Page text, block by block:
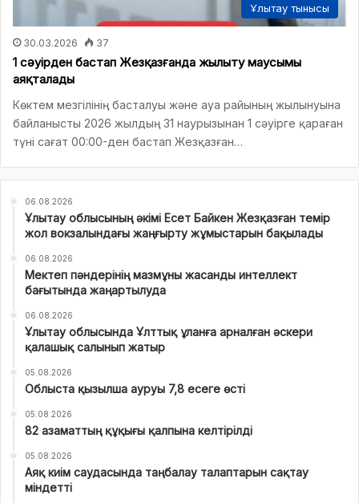
Ұлытау тынысы
30.03.2026 37
1 сәуірден бастап Жезқазғанда жылыту маусымы
аяқталады
Көктем мезгілінің басталуы және ауа райының жылынуына
байланысты 2026 жылдың 31 наурызынан 1 сәуірге қараған
түні сағат 00:00-ден бастап Жезқазған…
06.08.2026
Ұлытау облысының әкімі Есет Байкен Жезқазған темір
жол вокзалындағы жаңғырту жұмыстарын бақылады
06.08.2026
Мектеп пәндерінің мазмұны жасанды интеллект
бағытында жаңартылуда
06.08.2026
Ұлытау облысында Ұлттық ұланға арналған әскери
қалашық салынып жатыр
05.08.2026
Облыста қызылша ауруы 7,8 есеге өсті
05.08.2026
82 азаматтың құқығы қалпына келтірілді
05.08.2026
Аяқ киім саудасында таңбалау талаптарын сақтау
міндетті